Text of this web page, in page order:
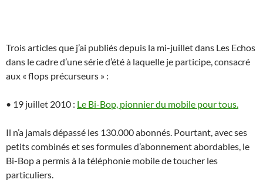
Trois articles que j’ai publiés depuis la mi-juillet dans Les Echos
dans le cadre d’une série d’été à laquelle je participe, consacré
aux « flops précurseurs » :
• 19 juillet 2010 : Le Bi-Bop, pionnier du mobile pour tous.
Il n’a jamais dépassé les 130.000 abonnés. Pourtant, avec ses
petits combinés et ses formules d’abonnement abordables, le
Bi-Bop a permis à la téléphonie mobile de toucher les
particuliers.